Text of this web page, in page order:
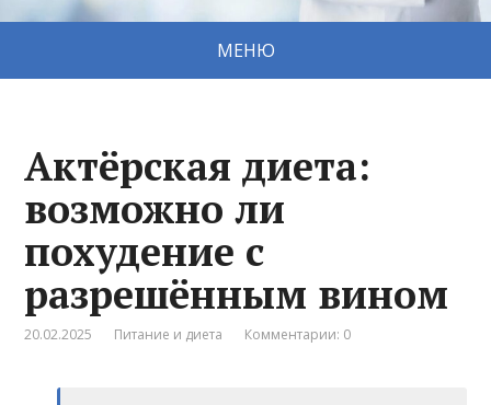
МЕНЮ
Актёрская диета:
возможно ли
похудение с
разрешённым вином
20.02.2025 Питание и диета Комментарии: 0